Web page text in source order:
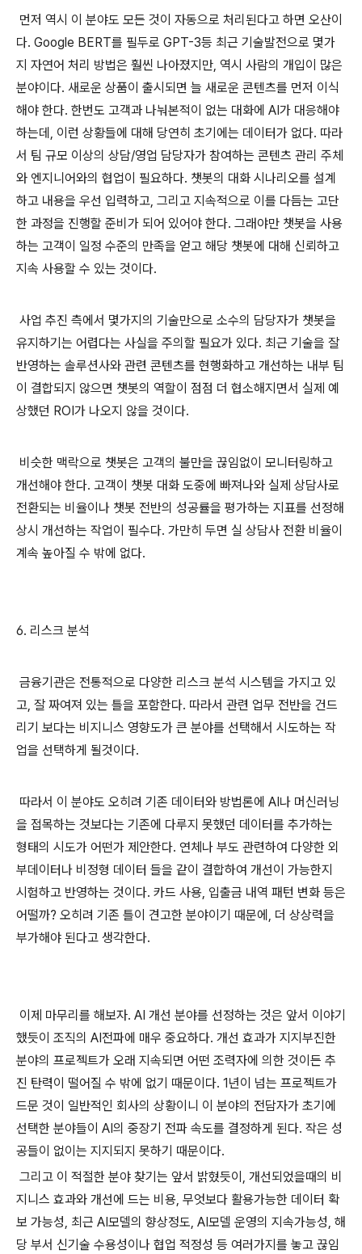
먼저 역시 이 분야도 모든 것이 자동으로 처리된다고 하면 오산이
다. Google BERT를 필두로 GPT-3등 최근 기술발전으로 몇가
지 자연어 처리 방법은 훨씬 나아졌지만, 역시 사람의 개입이 많은
분야이다. 새로운 상품이 출시되면 늘 새로운 콘텐츠를 먼저 이식
해야 한다. 한번도 고객과 나눠본적이 없는 대화에 AI가 대응해야
하는데, 이런 상황들에 대해 당연히 초기에는 데이터가 없다. 따라
서 팀 규모 이상의 상담/영업 담당자가 참여하는 콘텐츠 관리 주체
와 엔지니어와의 협업이 필요하다. 챗봇의 대화 시나리오를 설계
하고 내용을 우선 입력하고, 그리고 지속적으로 이를 다듬는 고단
한 과정을 진행할 준비가 되어 있어야 한다. 그래야만 챗봇을 사용
하는 고객이 일정 수준의 만족을 얻고 해당 챗봇에 대해 신뢰하고
지속 사용할 수 있는 것이다.
사업 추진 측에서 몇가지의 기술만으로 소수의 담당자가 챗봇을
유지하기는 어렵다는 사실을 주의할 필요가 있다. 최근 기술을 잘
반영하는 솔루션사와 관련 콘텐츠를 현행화하고 개선하는 내부 팀
이 결합되지 않으면 챗봇의 역할이 점점 더 협소해지면서 실제 예
상했던 ROI가 나오지 않을 것이다.
비슷한 맥락으로 챗봇은 고객의 불만을 끊임없이 모니터링하고
개선해야 한다. 고객이 챗봇 대화 도중에 빠져나와 실제 상담사로
전환되는 비율이나 챗봇 전반의 성공률을 평가하는 지표를 선정해
상시 개선하는 작업이 필수다. 가만히 두면 실 상담사 전환 비율이
계속 높아질 수 밖에 없다.
6. 리스크 분석
금융기관은 전통적으로 다양한 리스크 분석 시스템을 가지고 있
고, 잘 짜여져 있는 틀을 포함한다. 따라서 관련 업무 전반을 건드
리기 보다는 비지니스 영향도가 큰 분야를 선택해서 시도하는 작
업을 선택하게 될것이다.
따라서 이 분야도 오히려 기존 데이터와 방법론에 AI나 머신러닝
을 접목하는 것보다는 기존에 다루지 못했던 데이터를 추가하는
형태의 시도가 어떤가 제안한다. 연체나 부도 관련하여 다양한 외
부데이터나 비정형 데이터 들을 같이 결합하여 개선이 가능한지
시험하고 반영하는 것이다. 카드 사용, 입출금 내역 패턴 변화 등은
어떨까? 오히려 기존 틀이 견고한 분야이기 때문에, 더 상상력을
부가해야 된다고 생각한다.
이제 마무리를 해보자. AI 개선 분야를 선정하는 것은 앞서 이야기
했듯이 조직의 AI전파에 매우 중요하다. 개선 효과가 지지부진한
분야의 프로젝트가 오래 지속되면 어떤 조력자에 의한 것이든 추
진 탄력이 떨어질 수 밖에 없기 때문이다. 1년이 넘는 프로젝트가
드문 것이 일반적인 회사의 상황이니 이 분야의 전담자가 초기에
선택한 분야들이 AI의 중장기 전파 속도를 결정하게 된다. 작은 성
공들이 없이는 지지되지 못하기 때문이다.
그리고 이 적절한 분야 찾기는 앞서 밝혔듯이, 개선되었을때의 비
지니스 효과와 개선에 드는 비용, 무엇보다 활용가능한 데이터 확
보 가능성, 최근 AI모델의 향상정도, AI모델 운영의 지속가능성, 해
당 부서 신기술 수용성이나 협업 적정성 등 여러가지를 놓고 끊임